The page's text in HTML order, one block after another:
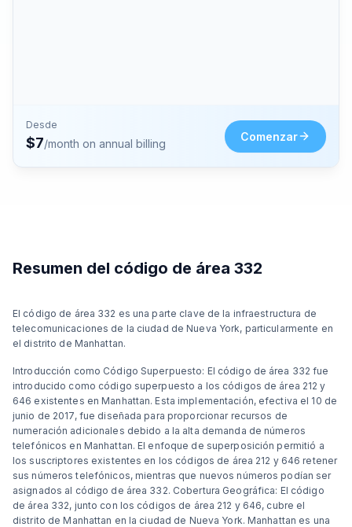
Desde
$7/month on annual billing
Comenzar
Resumen del código de área 332
El código de área 332 es una parte clave de la infraestructura de
telecomunicaciones de la ciudad de Nueva York, particularmente en
el distrito de Manhattan.
Introducción como Código Superpuesto: El código de área 332 fue
introducido como código superpuesto a los códigos de área 212 y
646 existentes en Manhattan. Esta implementación, efectiva el 10 de
junio de 2017, fue diseñada para proporcionar recursos de
numeración adicionales debido a la alta demanda de números
telefónicos en Manhattan. El enfoque de superposición permitió a
los suscriptores existentes en los códigos de área 212 y 646 retener
sus números telefónicos, mientras que nuevos números podían ser
asignados al código de área 332. Cobertura Geográfica: El código
de área 332, junto con los códigos de área 212 y 646, cubre el
distrito de Manhattan en la ciudad de Nueva York. Manhattan es una